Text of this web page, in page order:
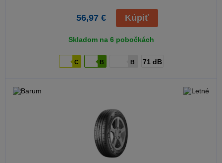
56,97 € Kúpiť
Skladom na 6 pobočkách
C B B 71 dB